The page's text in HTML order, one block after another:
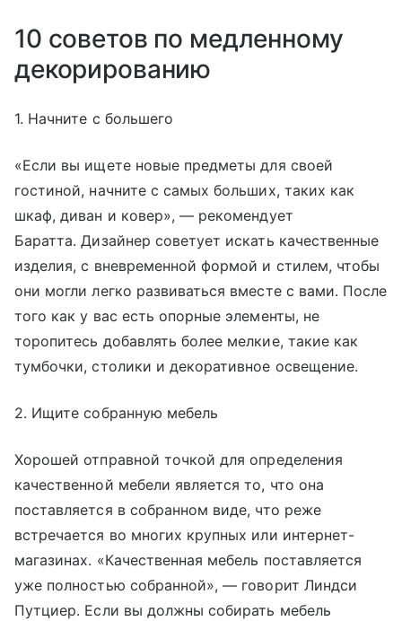
10 советов по медленному
декорированию
1. Начните с большего
«Если вы ищете новые предметы для своей
гостиной, начните с самых больших, таких как
шкаф, диван и ковер», — рекомендует
Баратта. Дизайнер советует искать качественные
изделия, с вневременной формой и стилем, чтобы
они могли легко развиваться вместе с вами. После
того как у вас есть опорные элементы, не
торопитесь добавлять более мелкие, такие как
тумбочки, столики и декоративное освещение.
2. Ищите собранную мебель
Хорошей отправной точкой для определения
качественной мебели является то, что она
поставляется в собранном виде, что реже
встречается во многих крупных или интернет-
магазинах. «Качественная мебель поставляется
уже полностью собранной», — говорит Линдси
Путциер. Если вы должны собирать мебель